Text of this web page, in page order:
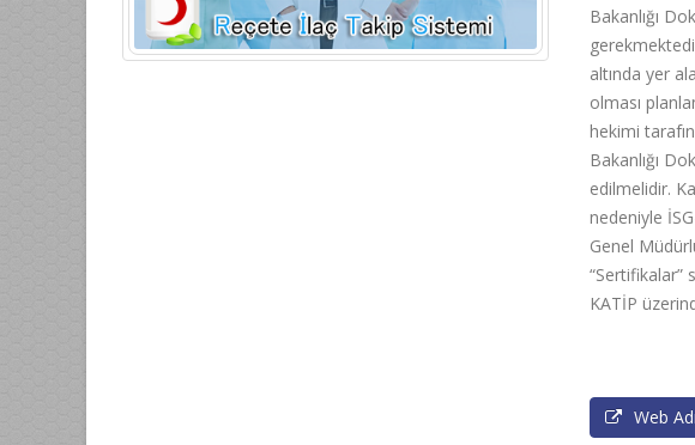
Bakanlığı
altında yer
olması
hekimi
Bakanlığı
edilmelidir.
nedeniyle
Genel
“Sertifikalar”
KATİP
Web